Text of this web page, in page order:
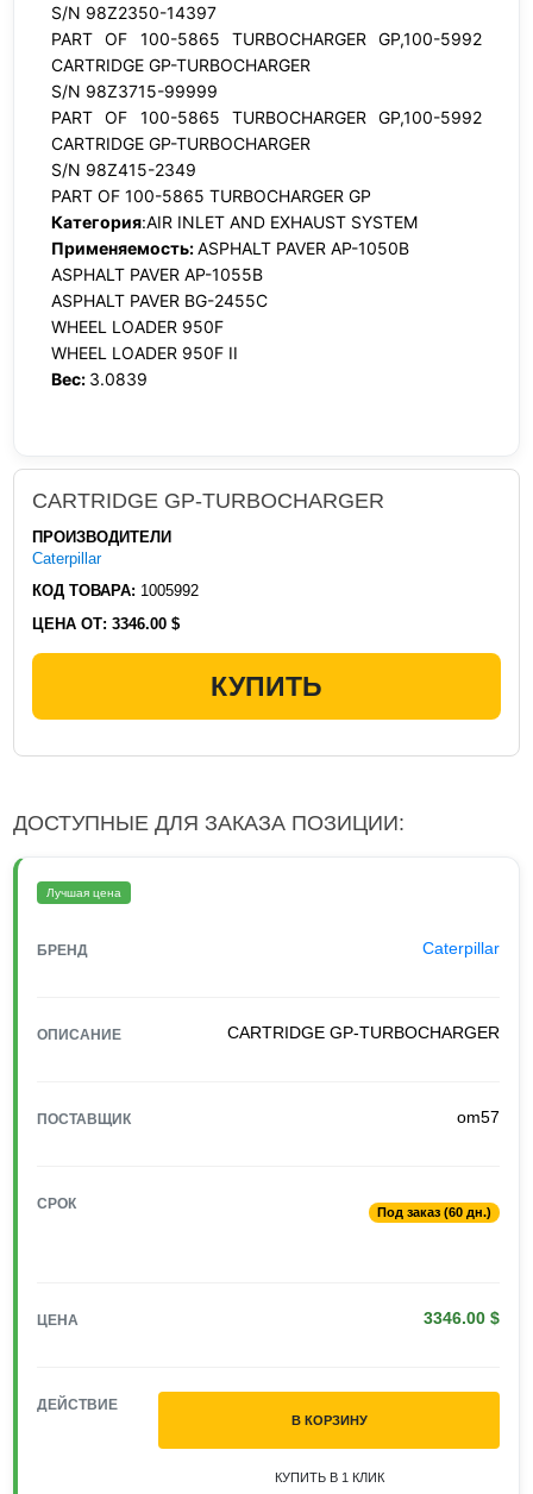
S/N 98Z2350-14397
PART OF 100-5865 TURBOCHARGER GP,100-5992
CARTRIDGE GP-TURBOCHARGER
S/N 98Z3715-99999
PART OF 100-5865 TURBOCHARGER GP,100-5992
CARTRIDGE GP-TURBOCHARGER
S/N 98Z415-2349
PART OF 100-5865 TURBOCHARGER GP
Категория:AIR INLET AND EXHAUST SYSTEM
Применяемость:ASPHALT PAVER AP-1050B
ASPHALT PAVER AP-1055B
ASPHALT PAVER BG-2455C
WHEEL LOADER 950F
WHEEL LOADER 950F II
Вес: 3.0839
CARTRIDGE GP-TURBOCHARGER
ПРОИЗВОДИТЕЛИ
Caterpillar
КОД ТОВАРА: 1005992
ЦЕНА ОТ: 3346.00 $
КУПИТЬ
ДОСТУПНЫЕ ДЛЯ ЗАКАЗА ПОЗИЦИИ:
Лучшая цена
БРЕНД Caterpillar
ОПИСАНИЕ CARTRIDGE GP-TURBOCHARGER
ПОСТАВЩИК om57
СРОК Под заказ (60 дн.)
ЦЕНА 3346.00 $
ДЕЙСТВИЕ
В КОРЗИНУ
КУПИТЬ В 1 КЛИК